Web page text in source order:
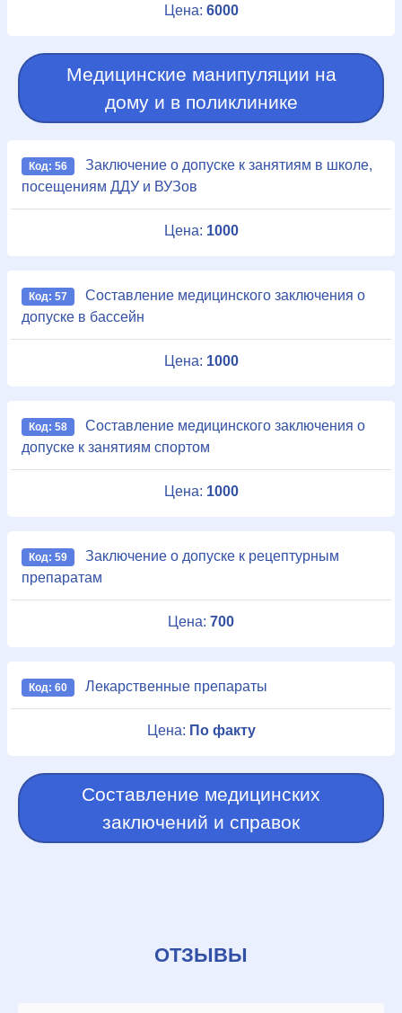
Цена: 6000
Медицинские манипуляции на
дому и в поликлинике
Код: 56
Заключение о допуске к занятиям в школе,
посещениям ДДУ и ВУЗов
Цена: 1000
Код: 57
Составление медицинского заключения о
допуске в бассейн
Цена: 1000
Код: 58
Составление медицинского заключения о
допуске к занятиям спортом
Цена: 1000
Код: 59
Заключение о допуске к рецептурным
препаратам
Цена: 700
Код: 60 Лекарственные препараты
Цена: По факту
Составление медицинских
заключений и справок
ОТЗЫВЫ